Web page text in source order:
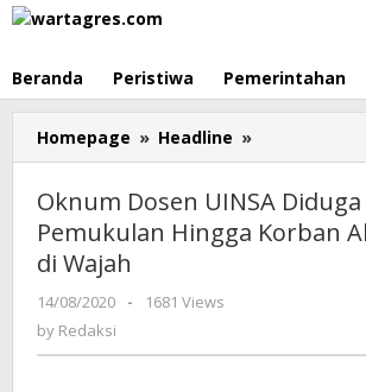
Skip
Beranda Peristiwa Pemerintahan
Homepage » Headline »
Dosen
Diduga
Lakukan
Luka
Oknum Dosen UINSA
Pemukulan Hingga Korban
di Wajah
14/08/2020
by
-
1681 Views
by Redaksi